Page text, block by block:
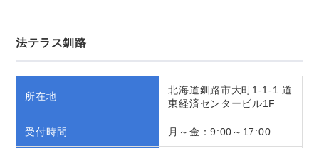
法テラス釧路
所在地
北海道釧路市大町1-1-1 道
東経済センタービル1F
受付時間 月～金：9:00～17:00